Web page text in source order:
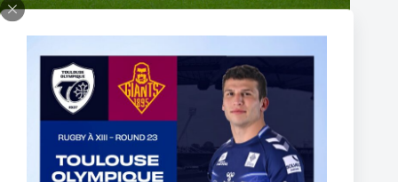
Fin de l’aventure Olympienne pour Reubenn Rennie
6 août 2026